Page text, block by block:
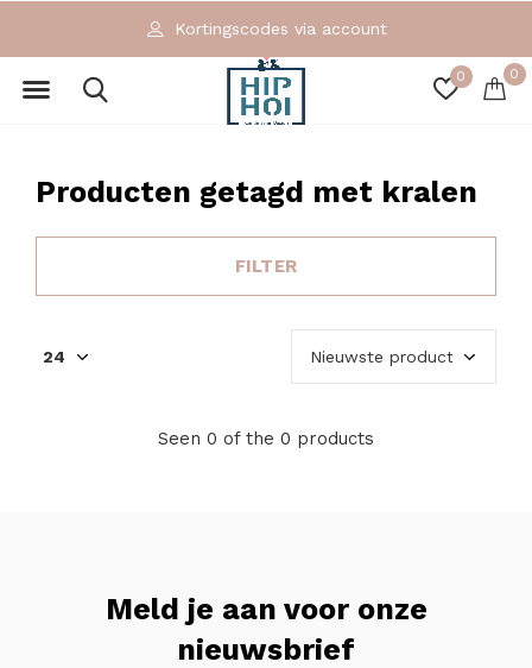
0 0
Kortingscodes via account
Producten getagd met kralen
FILTER
Seen 0 of the 0 products
Meld je aan voor onze
nieuwsbrief